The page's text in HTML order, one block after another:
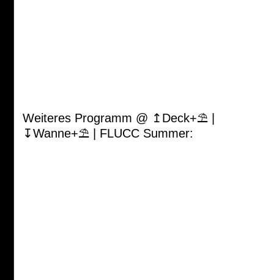
Weiteres Programm @ ↥Deck+⛱ |
↧Wanne+⛱ | FLUCC Summer: